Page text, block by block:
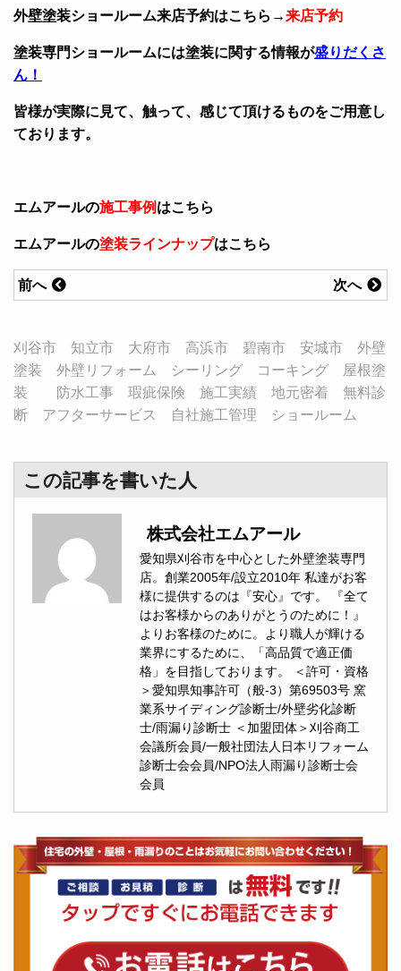
外壁塗装ショールーム来店予約はこちら→来店予約
塗装専門ショールームには塗装に関する情報が盛りだくさ
ん！
皆様が実際に見て、触って、感じて頂けるものをご用意し
ております。
エムアールの施工事例 はこちら
エムアールの塗装ラインナップはこちら
次へ
前へ
刈谷市 知立市 大府市 高浜市 碧南市 安城市 外壁
塗装 外壁リフォーム シーリング コーキング 屋根塗
装 防水工事 瑕疵保険 施工実績 地元密着 無料診
断 アフターサービス 自社施工管理 ショールーム
この記事を書いた人
株式会社エムアール
愛知県刈谷市を中心とした外壁塗装専門
店。創業2005年/設立2010年 私達がお客
様に提供するのは『安心』です。 『全て
はお客様からのありがとうのために！』
よりお客様のために。より職人が輝ける
業界にするために、「高品質で適正価
格」を目指しております。 ＜許可・資格
＞愛知県知事許可（般-3）第69503号 窯
業系サイディング診断士/外壁劣化診断
士/雨漏り診断士 ＜加盟団体＞刈谷商工
会議所会員/一般社団法人日本リフォーム
診断士会会員/NPO法人雨漏り診断士会
会員